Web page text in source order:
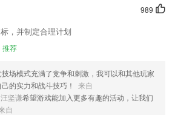
有限公司
实时的进行查看，增加你的体验；
答案解析不会丢，学习会复习，成绩提高快。
对团队成员的访问权限
编制排班计划，查看每天课程计划及该课程学
课。
989
，并制定合理计划
推荐
技场模式充满了竞争和刺激，我可以和其他玩家
的实力和战斗技巧！
来自
坚谦希望游戏能加入更多有趣的活动，让我们
自